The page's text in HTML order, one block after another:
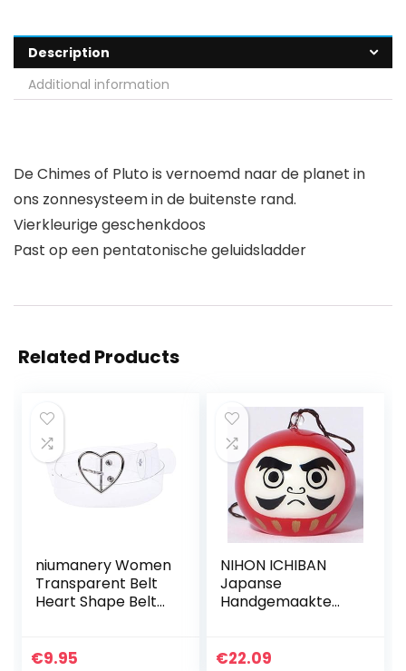
Description
Additional information
De Chimes of Pluto is vernoemd naar de planet in
ons zonnesysteem in de buitenste rand.
Vierkleurige geschenkdoos
Past op een pentatonische geluidsladder
Related Products
niumanery Women
Transparent Belt
Heart Shape Belt
€9.95
NIHON ICHIBAN
Japanse
Handgemaakte
Talisman
€22.09